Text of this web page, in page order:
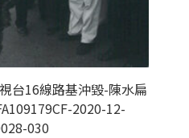
台16線路基沖毀-陳水扁
2020-12-
030